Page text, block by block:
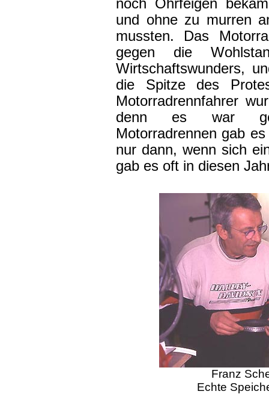
noch Ohrfeigen
und ohne zu murren
mussten. Das
gegen die
Wirtschaftswunders,
die Spitze des
Motorradrennfahrer
denn es war
Motorradrennen gab
nur dann, wenn sich
gab es oft in diesen
Franz
Echte